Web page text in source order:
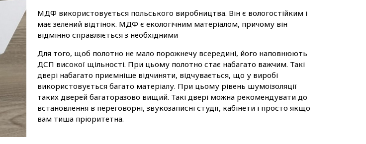
МДФ використовується польського виробництва. Він є вологостійким і
має зелений відтінок. МДФ є екологічним матеріалом, причому він
відмінно справляється з необхідними
Для того, щоб полотно не мало порожнечу всередині, його наповнюють
ДСП високої щільності. При цьому полотно стає набагато важчим. Такі
двері набагато приємніше відчиняти, відчувається, що у виробі
використовується багато матеріалу. При цьому рівень шумоізоляції
таких дверей багаторазово вищий. Такі двері можна рекомендувати до
встановлення в переговорні, звукозаписні студії, кабінети і просто якщо
вам тиша пріоритетна.